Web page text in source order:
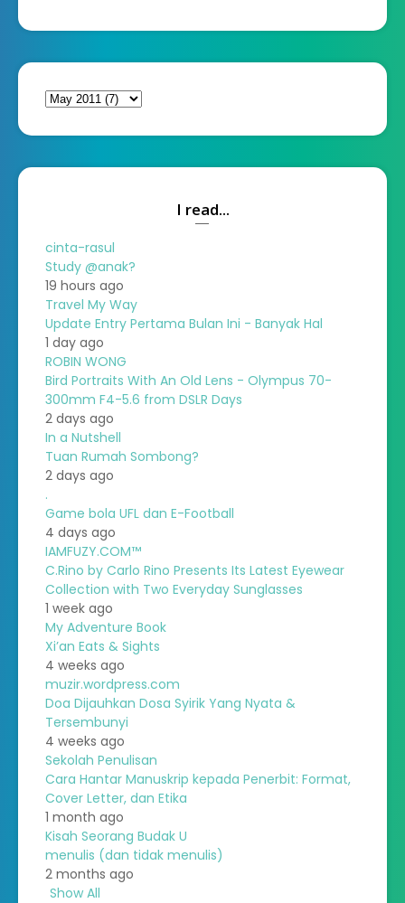
I read...
cinta-rasul
Study @anak?
19 hours ago
Travel My Way
Update Entry Pertama Bulan Ini - Banyak Hal
1 day ago
ROBIN WONG
Bird Portraits With An Old Lens - Olympus 70-
300mm F4-5.6 from DSLR Days
2 days ago
In a Nutshell
Tuan Rumah Sombong?
2 days ago
.
Game bola UFL dan E-Football
4 days ago
IAMFUZY.COM™
C.Rino by Carlo Rino Presents Its Latest Eyewear
Collection with Two Everyday Sunglasses
1 week ago
My Adventure Book
Xi’an Eats & Sights
4 weeks ago
muzir.wordpress.com
Doa Dijauhkan Dosa Syirik Yang Nyata &
Tersembunyi
4 weeks ago
Sekolah Penulisan
Cara Hantar Manuskrip kepada Penerbit: Format,
Cover Letter, dan Etika
1 month ago
Kisah Seorang Budak U
menulis (dan tidak menulis)
2 months ago
Show All